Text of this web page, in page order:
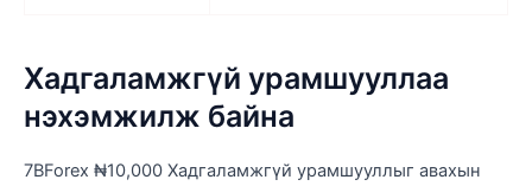
Хадгаламжгүй урамшууллаа
нэхэмжилж байна
7BForex ₦10,000 Хадгаламжгүй урамшууллыг авахын